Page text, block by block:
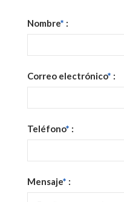
Nombre* :
Correo electrónico* :
Teléfono* :
Mensaje* :